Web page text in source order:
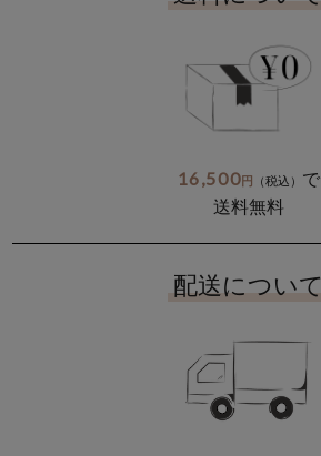
16,500円 （税込） で
送料無料
配送について